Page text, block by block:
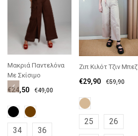
Μακριά Παντελόνα
Με Σκίσιμο
€49,00
€24,50
34 36
Ζιπ Κιλότ Τζιν Μπεζ
€59,90
€29,90
25 26